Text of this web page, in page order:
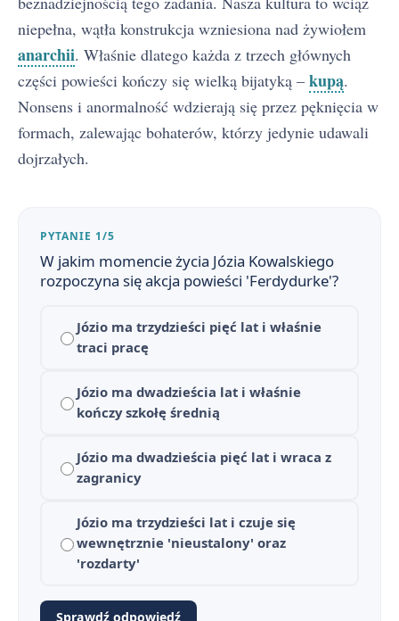
niepełna, wątła konstrukcja wzniesiona nad żywiołem
anarchii. Właśnie dlatego każda z trzech głównych
części powieści kończy się wielką bijatyką – kupą.
Nonsens i anormalność wdzierają się przez pęknięcia w
formach, zalewając bohaterów, którzy jedynie udawali
dojrzałych.
PYTANIE 1/5
W jakim momencie życia Józia Kowalskiego
rozpoczyna się akcja powieści 'Ferdydurke'?
Józio ma trzydzieści pięć lat i właśnie
traci pracę
Józio ma dwadzieścia lat i właśnie
kończy szkołę średnią
Józio ma dwadzieścia pięć lat i wraca z
zagranicy
Józio ma trzydzieści lat i czuje się
wewnętrznie 'nieustalony' oraz
'rozdarty'
Sprawdź odpowiedź
Ferdydurke - streszczenie krótkie i szczegółowe
Plan wydarzeń - Ferdydurke